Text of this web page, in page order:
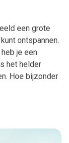
een grote
ontspannen.
je een
het helder
Hoe bijzonder